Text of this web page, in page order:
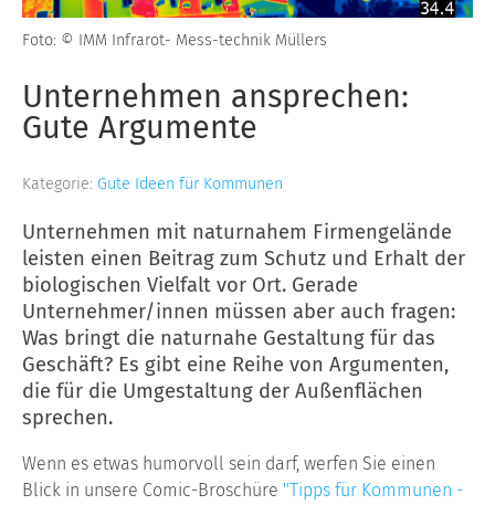
Foto: © IMM Infrarot- Mess-technik Müllers
Unternehmen ansprechen:
Gute Argumente
Kategorie: Gute Ideen für Kommunen
Unternehmen mit naturnahem Firmengelände
leisten einen Beitrag zum Schutz und Erhalt der
biologischen Vielfalt vor Ort. Gerade
Unternehmer/innen müssen aber auch fragen:
Was bringt die naturnahe Gestaltung für das
Geschäft? Es gibt eine Reihe von Argumenten,
die für die Umgestaltung der Außenflächen
sprechen.
Wenn es etwas humorvoll sein darf, werfen Sie einen
Blick in unsere Comic-Broschüre "Tipps für Kommunen -